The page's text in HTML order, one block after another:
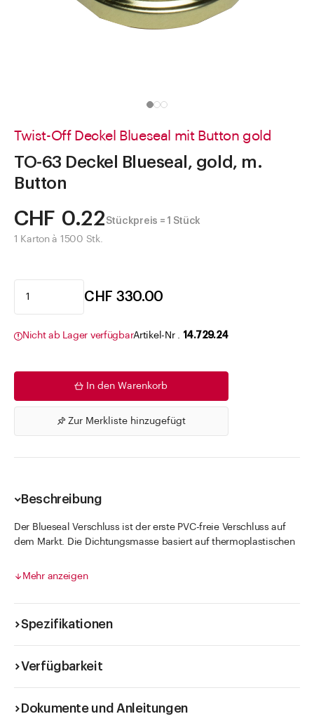
Twist-Off Deckel Blueseal mit Button gold
TO-63 Deckel Blueseal, gold, m.
Button
CHF 0.22 Stückpreis = 1 Stück
1 Karton à 1500 Stk.
CHF 330.00
Nicht ab Lager verfügbarArtikel-Nr . 14.729.24
In den Warenkorb
Zur Merkliste hinzugefügt
Beschreibung
Der Blueseal Verschluss ist der erste PVC-freie Verschluss auf
dem Markt. Die Dichtungsmasse basiert auf thermoplastischen
besitzen und somit keinen Weichmacherzusatz mehr benötigen.
Füllgüter sowie natürlich auch für alle anderen üblichen
zieht sich während dem Abkühlen nach innen. So kann
sichergestellt werden, dass ein Vakuum korrekt angezeigt wird.
Beim erstmaligen Eröffnen ertönt der charakteristische Klick
("Plopp"). Für die Verarbeitung wird eine industrielle
Verschliessanlage empfohlen. Achtung: Blueseal Deckel
müssen vor dem Verschliessen auf eine Temperatur von 60 bis
Mehr anzeigen
Spezifikationen
Verfügbarkeit
Dokumente und Anleitungen